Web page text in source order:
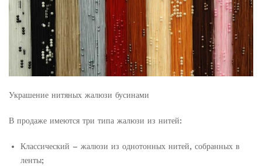
Украшение нитяных жалюзи бусинами
В продаже имеются три типа жалюзи из нитей:
Классический – жалюзи из однотонных нитей, собранных в
ленты;